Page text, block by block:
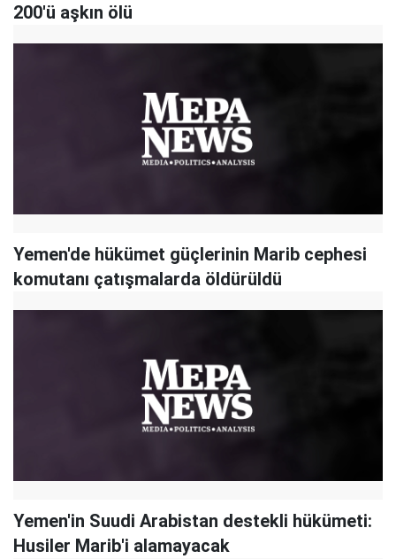
200'ü aşkın ölü
Yemen'de hükümet güçlerinin Marib cephesi
komutanı çatışmalarda öldürüldü
Yemen'in Suudi Arabistan destekli hükümeti:
Husiler Marib'i alamayacak